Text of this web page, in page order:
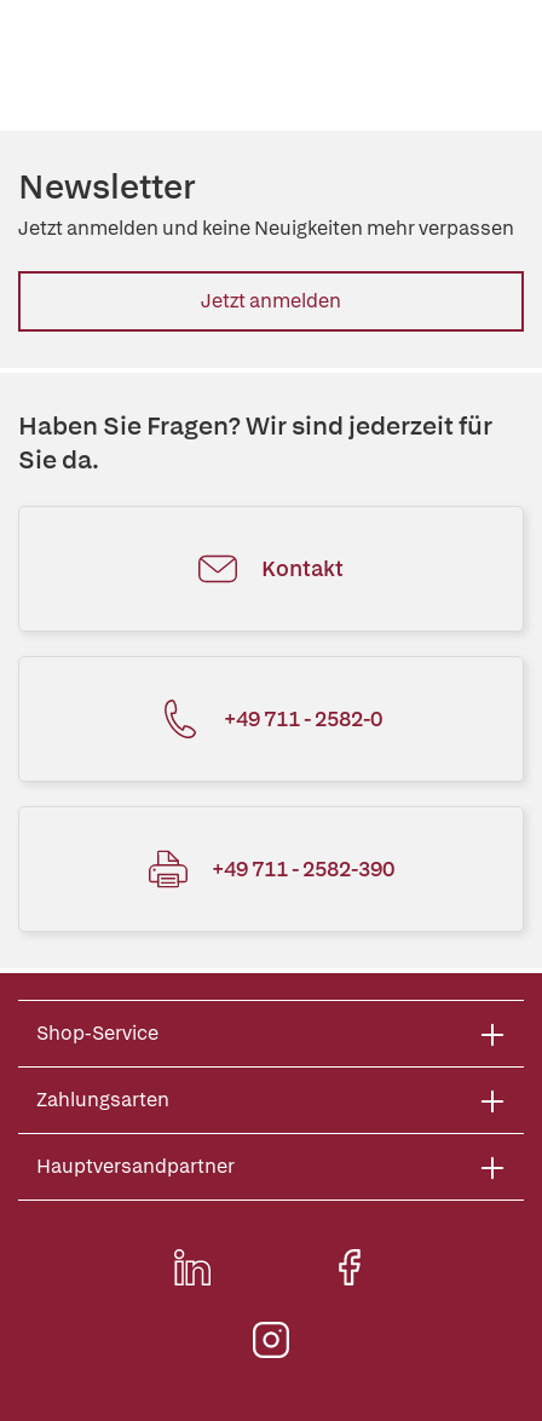
Newsletter
Jetzt anmelden und keine Neuigkeiten mehr verpassen
Jetzt anmelden
Haben Sie Fragen? Wir sind jederzeit für
Sie da.
Kontakt
+49 711 - 2582-0
+49 711 - 2582-390
Shop-Service
Zahlungsarten
Hauptversandpartner